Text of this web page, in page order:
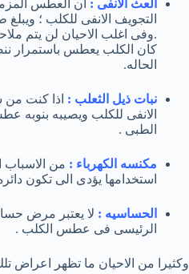
العث الانفى : ان العطس
التجويف الانفى للكلب ؛
.وفى اغلب الاحيان لن يتم
كان الكلب يعطس باستمرار
الحاله.
نبات ذيل الثعلب : اذا كنت من
الانفى للكلب ويصيبه بنوبه
الطبى .
مكنسه الكهرباء : من الاسباب
استخدامها يؤدى الى تكون
الحساسيه : لا يعتبر مرض
الرئيسى فى عطس الكلب .
وكثيرا من الاحيان ما تظهر اعراض